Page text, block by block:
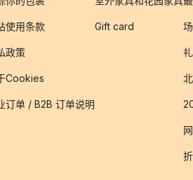
使用条款
政策
Cookies
订单 / B2B 订单说明
Gift card